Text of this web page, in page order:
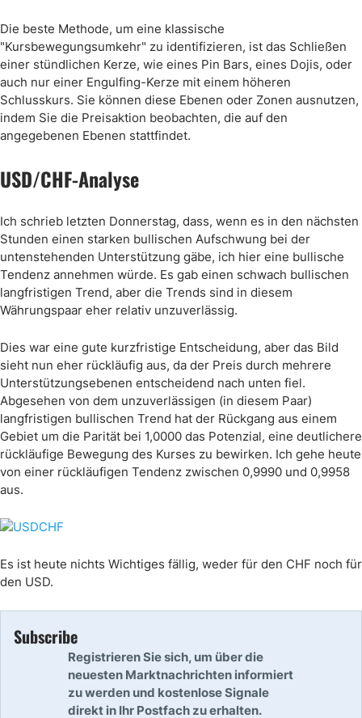
Die beste Methode, um eine klassische
"Kursbewegungsumkehr" zu identifizieren, ist das Schließen
einer stündlichen Kerze, wie eines Pin Bars, eines Dojis, oder
auch nur einer Engulfing-Kerze mit einem höheren
Schlusskurs. Sie können diese Ebenen oder Zonen ausnutzen,
indem Sie die Preisaktion beobachten, die auf den
angegebenen Ebenen stattfindet.
USD/CHF-Analyse
Ich schrieb letzten Donnerstag, dass, wenn es in den nächsten
Stunden einen starken bullischen Aufschwung bei der
untenstehenden Unterstützung gäbe, ich hier eine bullische
Tendenz annehmen würde. Es gab einen schwach bullischen
langfristigen Trend, aber die Trends sind in diesem
Währungspaar eher relativ unzuverlässig.
Dies war eine gute kurzfristige Entscheidung, aber das Bild
sieht nun eher rückläufig aus, da der Preis durch mehrere
Unterstützungsebenen entscheidend nach unten fiel.
Abgesehen von dem unzuverlässigen (in diesem Paar)
langfristigen bullischen Trend hat der Rückgang aus einem
Gebiet um die Parität bei 1,0000 das Potenzial, eine deutlichere
rückläufige Bewegung des Kurses zu bewirken. Ich gehe heute
von einer rückläufigen Tendenz zwischen 0,9990 und 0,9958
aus.
Es ist heute nichts Wichtiges fällig, weder für den CHF noch für
den USD.
Subscribe
Registrieren Sie sich, um über die
neuesten Marktnachrichten informiert
zu werden und kostenlose Signale
direkt in Ihr Postfach zu erhalten.